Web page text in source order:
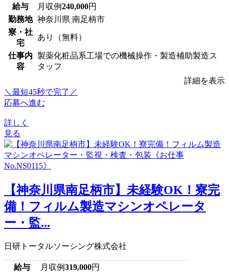
給与 月収例240,000円
勤務地 神奈川県 南足柄市
寮・社
宅
あり（無料）
仕事内
容
製薬化粧品系工場での機械操作・製造補助製造ス
タッフ
詳細を表示
＼最短45秒で完了／
応募へ進む
詳しく
見る
【神奈川県南足柄市】未経験OK！寮完
備！フィルム製造マシンオペレータ
ー・監...
日研トータルソーシング株式会社
給与 月収例319,000円